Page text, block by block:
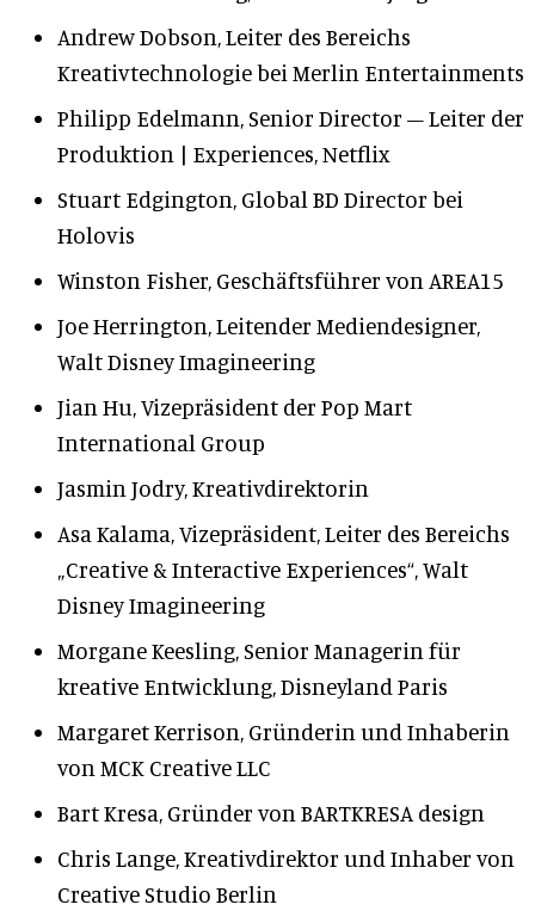
Andrew Dobson, Leiter des Bereichs
Kreativtechnologie bei Merlin Entertainments
Philipp Edelmann, Senior Director – Leiter der
Produktion | Experiences, Netflix
Stuart Edgington, Global BD Director bei
Holovis
Winston Fisher, Geschäftsführer von AREA15
Joe Herrington, Leitender Mediendesigner,
Walt Disney Imagineering
Jian Hu, Vizepräsident der Pop Mart
International Group
Jasmin Jodry, Kreativdirektorin
Asa Kalama, Vizepräsident, Leiter des Bereichs
„Creative & Interactive Experiences“, Walt
Disney Imagineering
Morgane Keesling, Senior Managerin für
kreative Entwicklung, Disneyland Paris
Margaret Kerrison, Gründerin und Inhaberin
von MCK Creative LLC
Bart Kresa, Gründer von BARTKRESA design
Chris Lange, Kreativdirektor und Inhaber von
Creative Studio Berlin